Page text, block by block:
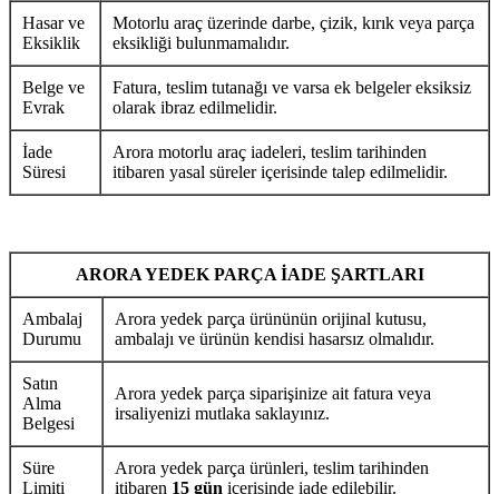
Hasar ve
Eksiklik
Motorlu araç üzerinde darbe, çizik, kırık veya parça
eksikliği bulunmamalıdır.
Belge ve
Evrak
Fatura, teslim tutanağı ve varsa ek belgeler eksiksiz
olarak ibraz edilmelidir.
İade
Süresi
Arora motorlu araç iadeleri, teslim tarihinden
itibaren yasal süreler içerisinde talep edilmelidir.
ARORA YEDEK PARÇA İADE ŞARTLARI
Ambalaj
Durumu
Arora yedek parça ürününün orijinal kutusu,
ambalajı ve ürünün kendisi hasarsız olmalıdır.
Satın
Alma
Belgesi
Arora yedek parça siparişinize ait fatura veya
irsaliyenizi mutlaka saklayınız.
Süre
Limiti
Arora yedek parça ürünleri, teslim tarihinden
itibaren 15 gün içerisinde iade edilebilir.